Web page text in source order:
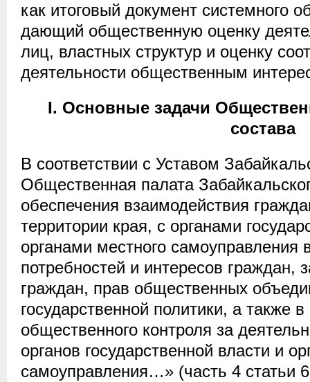
как итоговый документ системного
дающий общественную оценку
лиц, властных структур и оценку
деятельности общественным
I. Основные задачи
состава
В соответствии с Уставом
Общественная палата
обеспечения взаимодействия
территории края, с органами
органами местного самоуправления
потребностей и интересов граждан,
граждан, прав общественных
государственной политики, а также
общественного контроля за
органов государственной власти и
самоуправления…» (часть 4 статьи